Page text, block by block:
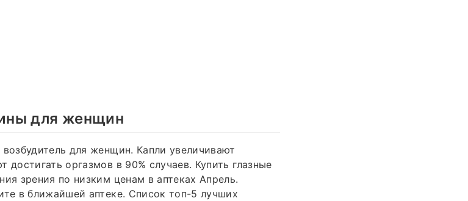
для женщин
для женщин. Капли увеличивают
достигать оргазмов в 90% случаев. Купить глазные
зрения по низким ценам в аптеках Апрель.
в ближайшей аптеке. Список топ-5 лучших